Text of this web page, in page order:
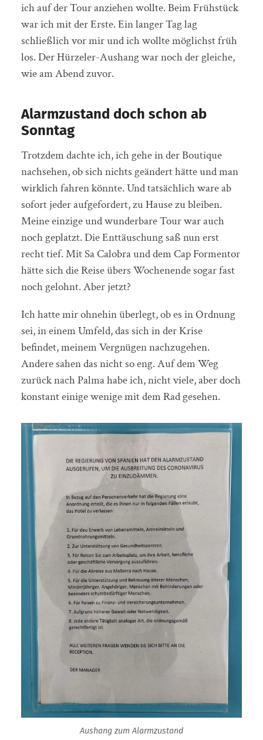
ich auf der Tour anziehen wollte. Beim Frühstück
war ich mit der Erste. Ein langer Tag lag
schließlich vor mir und ich wollte möglichst früh
los. Der Hürzeler-Aushang war noch der gleiche,
wie am Abend zuvor.
Alarmzustand doch schon ab
Sonntag
Trotzdem dachte ich, ich gehe in der Boutique
nachsehen, ob sich nichts geändert hätte und man
wirklich fahren könnte. Und tatsächlich ware ab
sofort jeder aufgefordert, zu Hause zu bleiben.
Meine einzige und wunderbare Tour war auch
noch geplatzt. Die Enttäuschung saß nun erst
recht tief. Mit Sa Calobra und dem Cap Formentor
hätte sich die Reise übers Wochenende sogar fast
noch gelohnt. Aber jetzt?
Ich hatte mir ohnehin überlegt, ob es in Ordnung
sei, in einem Umfeld, das sich in der Krise
befindet, meinem Vergnügen nachzugehen.
Andere sahen das nicht so eng. Auf dem Weg
zurück nach Palma habe ich, nicht viele, aber doch
konstant einige wenige mit dem Rad gesehen.
Aushang zum Alarmzustand